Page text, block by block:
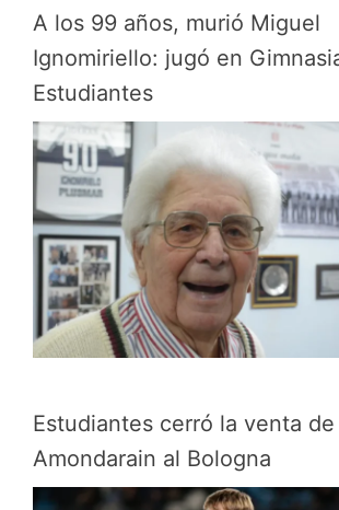
A los 99 años, murió Miguel
Ignomiriello: jugó en
Estudiantes
Estudiantes cerró la venta
Amondarain al Bologna